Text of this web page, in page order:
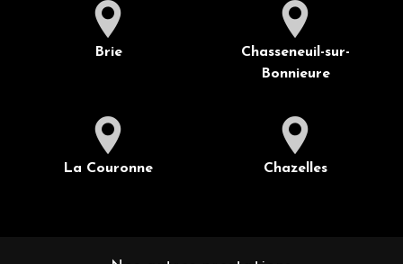
Brie
Chasseneuil-sur-
Bonnieure
La Couronne Chazelles